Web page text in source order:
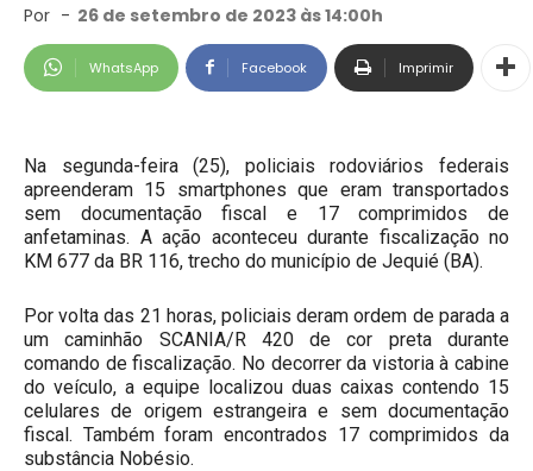
Por - 26 de setembro de 2023 às 14:00h
WhatsApp Facebook Imprimir
Na segunda-feira (25), policiais rodoviários federais
apreenderam 15 smartphones que eram transportados
sem documentação fiscal e 17 comprimidos de
anfetaminas. A ação aconteceu durante fiscalização no
KM 677 da BR 116, trecho do município de Jequié (BA).
Por volta das 21 horas, policiais deram ordem de parada a
um caminhão SCANIA/R 420 de cor preta durante
comando de fiscalização. No decorrer da vistoria à cabine
do veículo, a equipe localizou duas caixas contendo 15
celulares de origem estrangeira e sem documentação
fiscal. Também foram encontrados 17 comprimidos da
substância Nobésio.